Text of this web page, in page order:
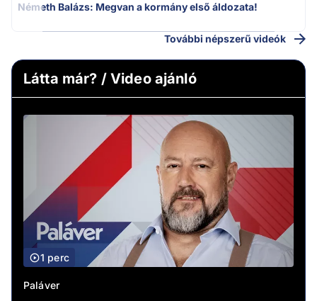
Németh Balázs: Megvan a kormány első áldozata!
További népszerű videók
Látta már? / Video ajánló
1 perc
Paláver